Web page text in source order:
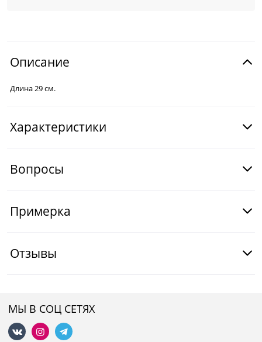
Описание
Длина 29 см.
Характеристики
Вопросы
Примерка
Отзывы
МЫ В СОЦ СЕТЯХ